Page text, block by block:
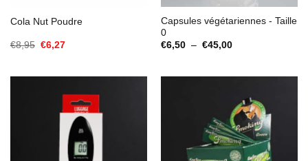
Cola Nut Poudre
€8,95 Le
€6,27Le
Capsules végétariennes - Taille
0
€6,50 – €45,00Plage